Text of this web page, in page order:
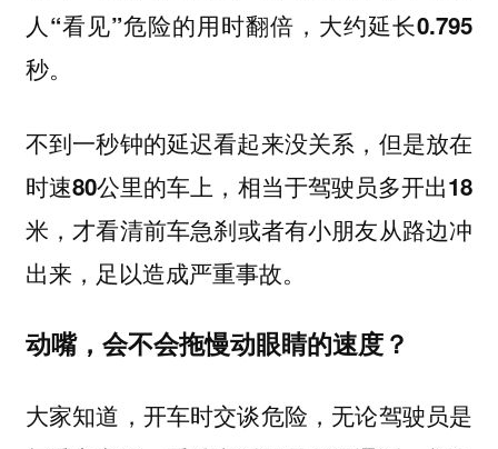
人“看见”危险的用时翻倍，大约延长0.795
秒。
不到一秒钟的延迟看起来没关系， 但是放在
时速80公里的车上，相当于驾驶员多开出18
米 ，才看清前车急刹或者有小朋友从路边冲
出来，足以造成严重事故。
动嘴，会不会拖慢动眼睛的速度？
大家知道，开车时交谈危险，无论驾驶员是